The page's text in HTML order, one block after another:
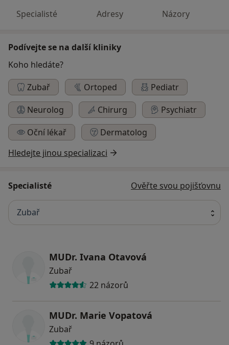
Specialisté Adresy Názory
Podívejte se na další kliniky
Koho hledáte?
Zubař
Ortoped
Pediatr
Neurolog
Chirurg
Psychiatr
Oční lékař
Dermatolog
Hledejte jinou specializaci
Specialisté Ověřte svou pojišťovnu
Zubař
MUDr. Ivana Otavová
Zubař
22 názorů
MUDr. Marie Vopatová
Zubař